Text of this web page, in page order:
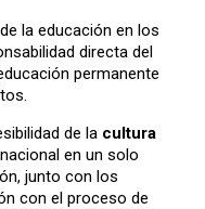
la educación en los
directa del
permanente
de la cultura
en un solo
junto con los
con el proceso de